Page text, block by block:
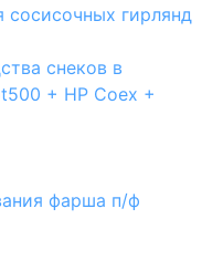
сосисочных гирлянд
снеков в
+ HP Coex +
фарша п/ф